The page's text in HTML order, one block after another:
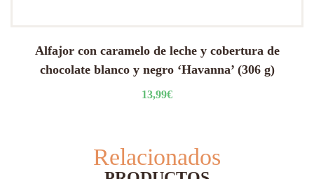
Alfajor con caramelo de leche y cobertura de
chocolate blanco y negro ‘Havanna’ (306 g)
13,99€
Relacionados